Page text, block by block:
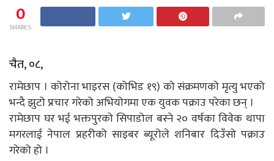
0
SHARES
चैत, ०८,
रामेछाप । कोरोना भाइरस (कोभिड १९) को संक्रमणको मृत्यु भएको
भन्दै झुटो प्रचार गरेको अभियोगमा एक युवक पक्राउ परेका छन् ।
रामेछाप घर भई भक्तपुरको सिपाडोल बस्ने २० वर्षका विवेक थापा
मगरलाई नेपाल प्रहरीको साइबर ब्यूरोले शनिबार दिउँसो पक्राउ
गरेको हो ।